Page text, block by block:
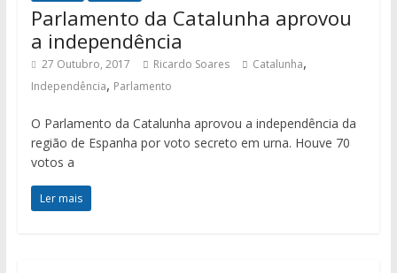
Parlamento da Catalunha aprovou
a independência
27 Outubro, 2017 Ricardo Soares Catalunha,
Independência, Parlamento
O Parlamento da Catalunha aprovou a independência da
região de Espanha por voto secreto em urna. Houve 70
votos a
Ler mais